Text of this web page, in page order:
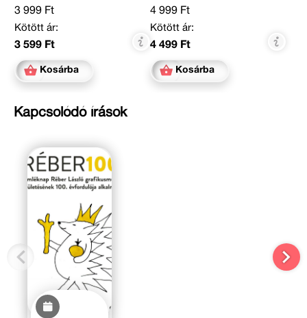
3 999 Ft
Kötött ár:
3 599 Ft
Kosárba
4 999 Ft
Kötött ár:
4 499 Ft
Kosárba
Kapcsolódó írások